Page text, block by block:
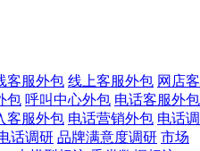
客服外包 线上客服外包 网店客
包 呼叫中心外包 电话客服外包
客服外包 电话营销外包 电话调
话调研 品牌满意度调研 市场